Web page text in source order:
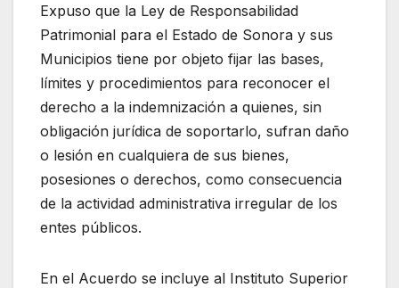
Expuso que la Ley de Responsabilidad
Patrimonial para el Estado de Sonora y sus
Municipios tiene por objeto fijar las bases,
límites y procedimientos para reconocer el
derecho a la indemnización a quienes, sin
obligación jurídica de soportarlo, sufran daño
o lesión en cualquiera de sus bienes,
posesiones o derechos, como consecuencia
de la actividad administrativa irregular de los
entes públicos.
En el Acuerdo se incluye al Instituto Superior